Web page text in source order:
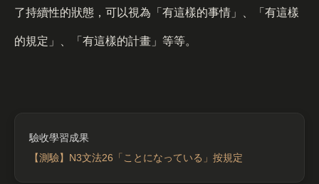
了持續性的狀態，可以視為「有這樣的事情」、「有這樣
的規定」、「有這樣的計畫」等等。
【測驗】N3文法26「ことになっている」按規定